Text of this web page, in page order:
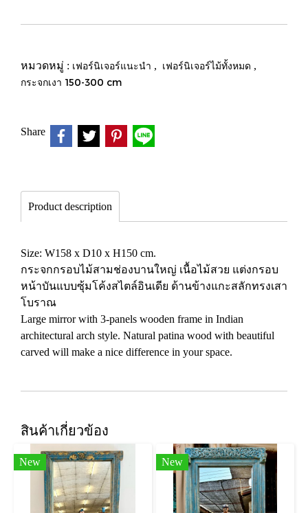
หมวดหมู่ : เฟอร์นิเจอร์แนะนำ , เฟอร์นิเจอร์ไม้ทั้งหมด ,
กระจกเงา 150-300 cm
Share
Product description
Size: W158 x D10 x H150 cm.
กระจกกรอบไม้สามช่องบานใหญ่ เนื้อไม้สวย แต่งกรอบ
หน้าบันแบบซุ้มโค้งสไตล์อินเดีย ด้านข้างแกะสลักทรงเสา
โบราณ
Large mirror with 3-panels wooden frame in Indian
architectural arch style. Natural patina wood with beautiful
carved will make a nice difference in your space.
สินค้าเกี่ยวข้อง
New New